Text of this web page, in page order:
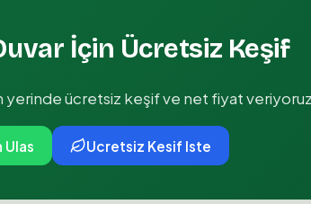
İçin Ücretsiz Keşif
yerinde ücretsiz keşif ve net fiyat
Ucretsiz Kesif Iste